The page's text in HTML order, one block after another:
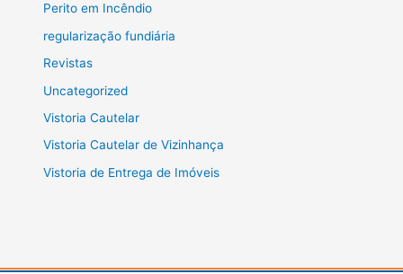
Perito em Incêndio
regularização fundiária
Revistas
Uncategorized
Vistoria Cautelar
Vistoria Cautelar de Vizinhança
Vistoria de Entrega de Imóveis